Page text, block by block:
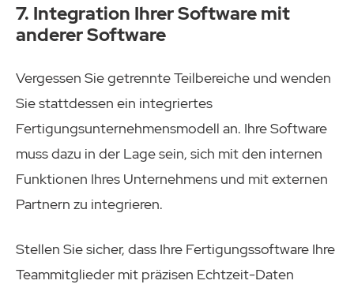
7. Integration Ihrer Software mit
anderer Software
Vergessen Sie getrennte Teilbereiche und wenden
Sie stattdessen ein integriertes
Fertigungsunternehmensmodell an. Ihre Software
muss dazu in der Lage sein, sich mit den internen
Funktionen Ihres Unternehmens und mit externen
Partnern zu integrieren.
Stellen Sie sicher, dass Ihre Fertigungssoftware Ihre
Teammitglieder mit präzisen Echtzeit-Daten